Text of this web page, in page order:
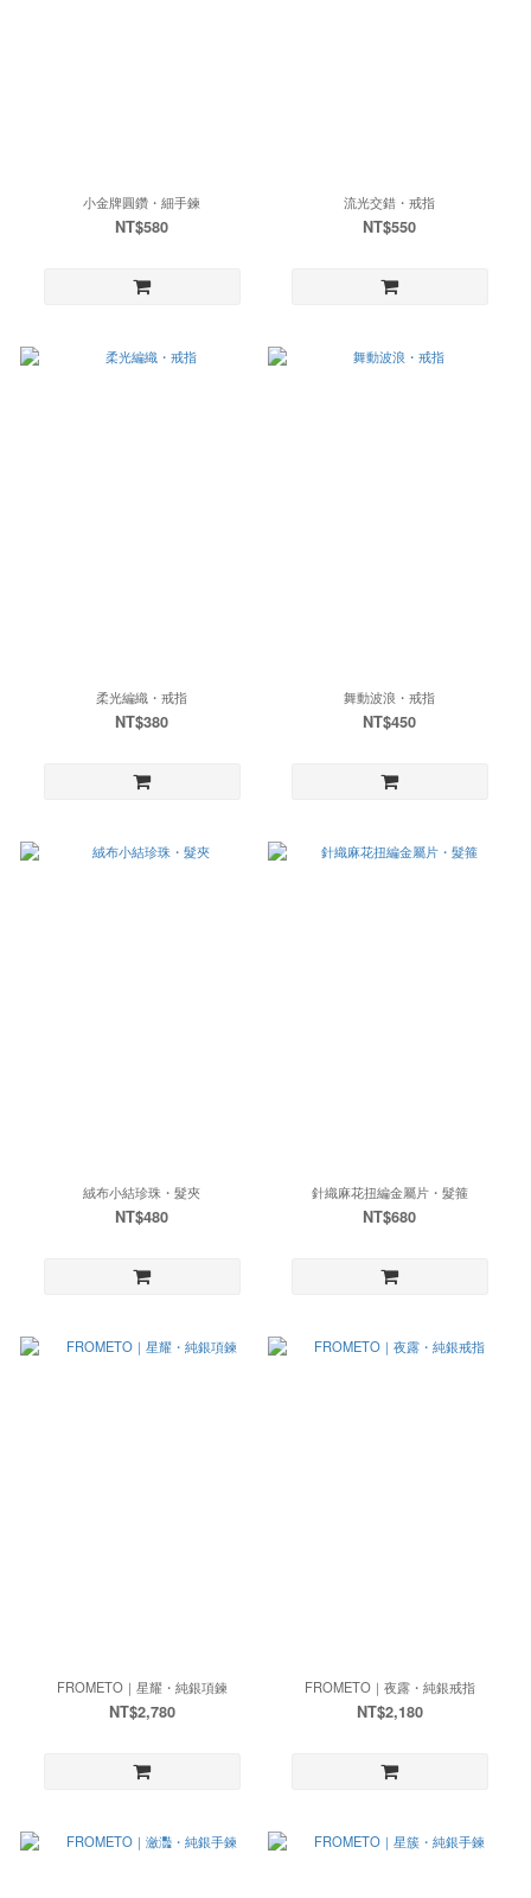
小金牌圓鑽・細手鍊
NT$580
流光交錯・戒指
NT$550
柔光編織・戒指
NT$380
舞動波浪・戒指
NT$450
絨布小結珍珠・髮夾
NT$480
針織麻花扭編金屬片・髮箍
NT$680
FROMETO｜星耀・純銀項鍊
NT$2,780
FROMETO｜夜露・純銀戒指
NT$2,180